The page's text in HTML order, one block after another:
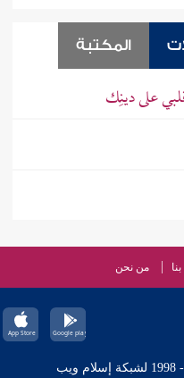
المكتبة
على دينِك
من نحن